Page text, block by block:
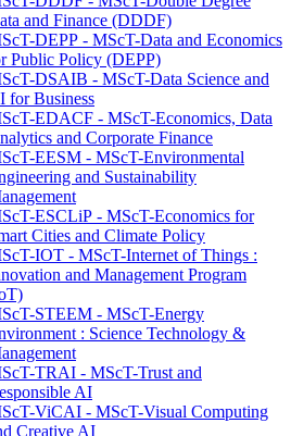
and Finance (DDDF)
DEPP - MScT-Data and Economics
Public Policy (DEPP)
DSAIB - MScT-Data Science and
for Business
EDACF - MScT-Economics, Data
and Corporate Finance
EESM - MScT-Environmental
and Sustainability
ESCLiP - MScT-Economics for
Cities and Climate Policy
IOT - MScT-Internet of Things :
and Management Program
STEEM - MScT-Energy
: Science Technology &
TRAI - MScT-Trust and
AI
ViCAI - MScT-Visual Computing
Creative AI